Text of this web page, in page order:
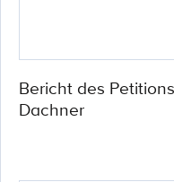
Bericht des
Dachner